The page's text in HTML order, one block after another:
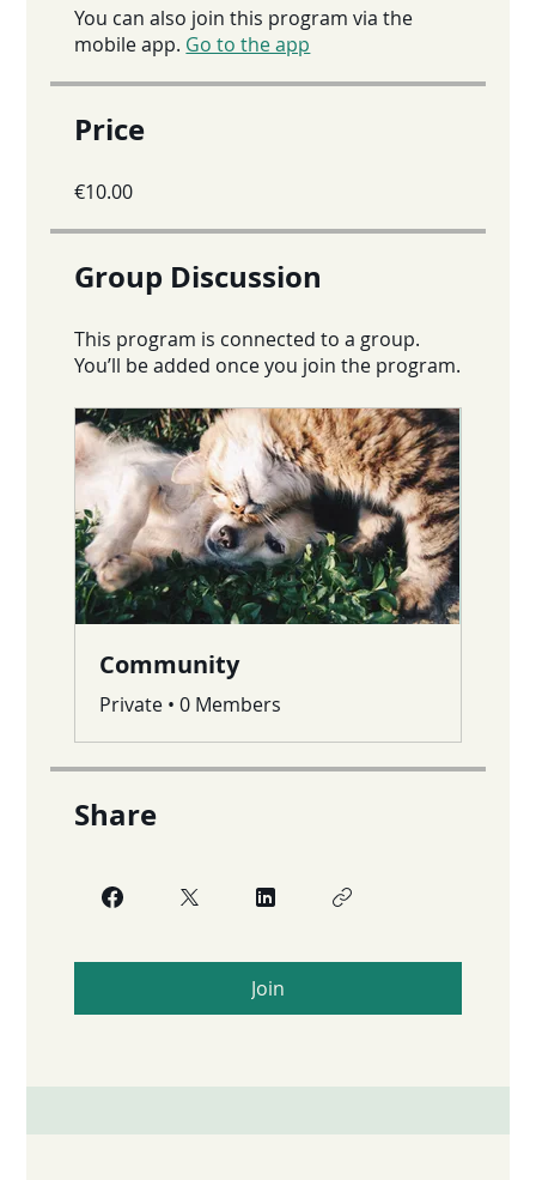
You can also join this program via the
mobile app. Go to the app
Price
€10.00
Group Discussion
This program is connected to a group.
You’ll be added once you join the program.
Community
Private •0 Members
Share
Join